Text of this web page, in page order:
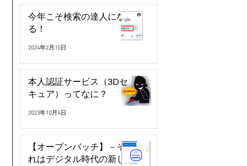
今年こそ検索の達人にな
る！
2024年2月10日
本人認証サービス（3Dセ
キュア）ってなに？
2023年10月4日
【オープンバッチ】－そ
れはデジタル時代の新し